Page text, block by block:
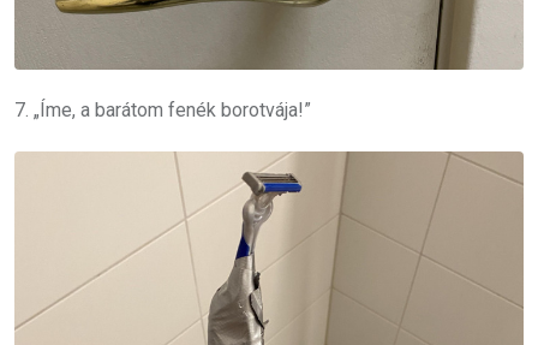
7. „Íme, a barátom fenék borotvája!”